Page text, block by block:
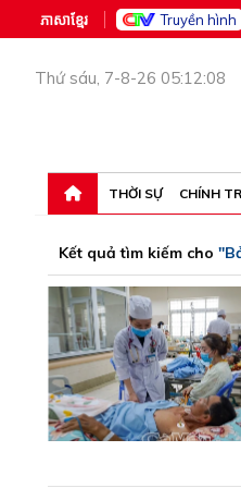
ភាសាខ្មែរ Truyền hình
Thứ sáu, 7-8-26 05:12:08
THỜI SỰ CHÍNH
Kết quả tìm kiếm cho